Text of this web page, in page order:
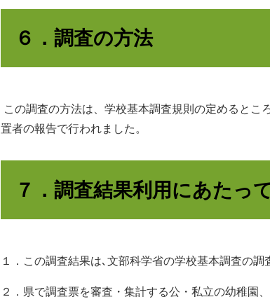
６．調査の方法
この調査の方法は、学校基本調査規則の定めるとこ
置者の報告で行われました。
７．調査結果利用にあたっ
１．この調査結果は､文部科学省の学校基本調査の調
２．県で調査票を審査・集計する公・私立の幼稚園